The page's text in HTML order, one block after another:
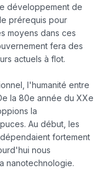
développement de
prérequis pour
moyens dans ces
fera des
actuels à flot.
l'humanité entre
la 80e année du XXe
la
Au début, les
fortement
nous
nanotechnologie.